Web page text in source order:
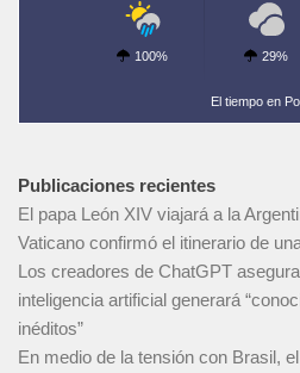
100% 29%
El tiempo en
Publicaciones recientes
El papa León XIV viajará a la
Vaticano confirmó el itinerario de
Los creadores de ChatGPT
inteligencia artificial generará
inéditos”
En medio de la tensión con Brasil,